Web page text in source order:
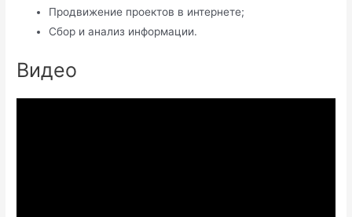
Продвижение проектов в интернете;
Сбор и анализ информации.
Видео